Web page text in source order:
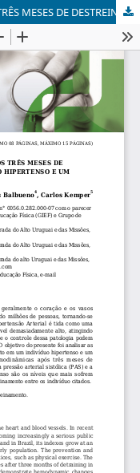
ALTERAÇÕES HEMODINÂMICAS APÓS TRÊS MESES DE DESTREINAMENTO EM UM INDIVÍDUO HIPERTENSO E UM NORMOTENSO